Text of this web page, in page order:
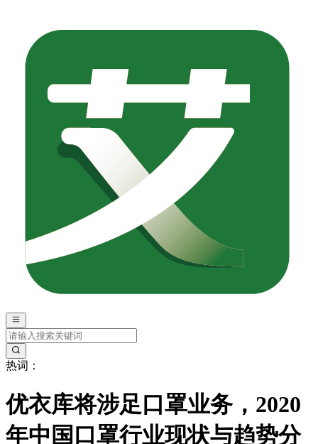
热词：
优衣库将涉足口罩业务，2020
年中国口罩行业现状与趋势分